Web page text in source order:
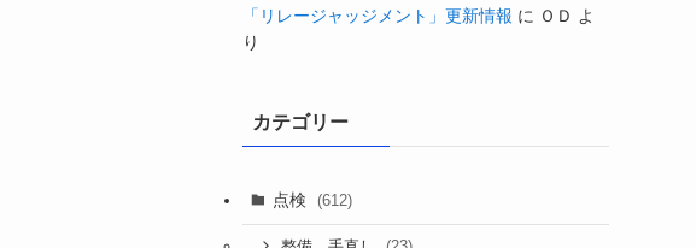
「リレージャッジメント」更新情報 に ＯＤ よ
り
カテゴリー
点検 (612)